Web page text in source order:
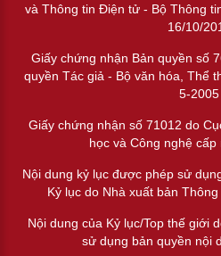
và Thông tin Điện tử - Bộ Thông
16/10/
Giấy chứng nhận Bản quyền số
quyền Tác giả - Bộ văn hóa, Thể
5-2005
Giấy chứng nhận số 71012 do
học và Công nghệ
Nội dung kỷ lục được phép sử
Kỷ lục do Nhà xuất bản
Nội dung của Kỷ lục/Top thế giới
sử dụng bản quyền nội